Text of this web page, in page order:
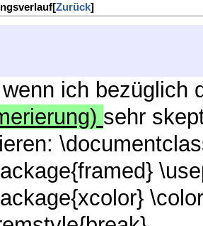
Zurück]
ich bezüglich
sehr